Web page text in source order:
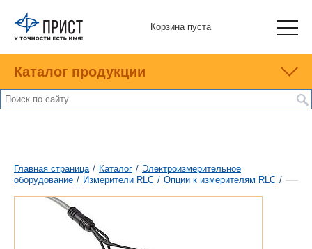
Корзина пуста
Каталог продукции
Главная страница / Каталог / Электроизмерительное
оборудование / Измерители RLC / Опции к измерителям RLC /